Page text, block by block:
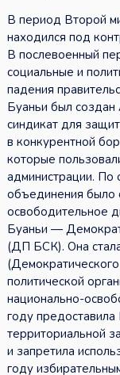
В период Второй
находился под
В послевоенный
социальные и
падения
Буаньи был создан
синдикат для
в конкурентной
которые
администрации. По
объединения было
освободительное
Буаньи —
(ДП БСК). Она
политической
национально-
году
территориальной
и запретила
году